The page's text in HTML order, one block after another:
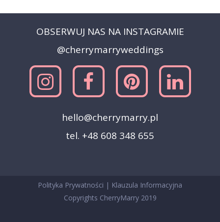
OBSERWUJ NAS NA INSTAGRAMIE
@cherrymarryweddings
hello@cherrymarry.pl
tel. +48 608 348 655
Polityka Prywatności | Klauzula Informacyjna
Copyrights CherryMarry 2019